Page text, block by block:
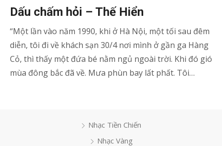
on
Dấu chấm hỏi – Thế Hiển
“Một lần vào năm 1990, khi ở Hà Nội, một tối sau đêm
diễn, tôi đi về khách sạn 30/4 nơi mình ở gần ga Hàng
Cỏ, thì thấy một đứa bé nằm ngủ ngoài trời. Khi đó gió
mùa đông bắc đã về. Mưa phùn bay lất phất. Tôi…
Nhạc Tiền Chiến
Nhạc Vàng